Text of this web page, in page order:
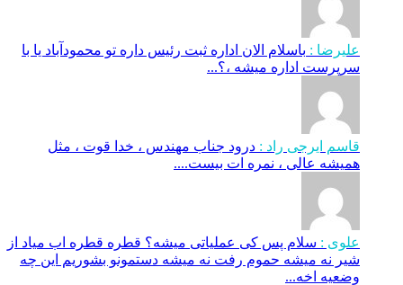
علیرضا : باسلام الان اداره ثبت رئیس داره تو محمودآباد یا با
سرپرست اداره میشه ،؟...
قاسم ایرجی راد : درود جناب مهندس ، خدا قوت ، مثل
همیشه عالی ، نمره ات بیست....
علوی : سلام پس کی عملیاتی میشه؟ قطره قطره اب میاد از
شیر نه میشه حموم رفت نه میشه دستمونو بشوریم این چه
وضعیه اخه...